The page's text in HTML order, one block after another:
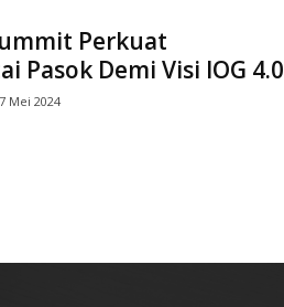
Perkuat
Pasok Demi Visi IOG 4.0
Mei 2024